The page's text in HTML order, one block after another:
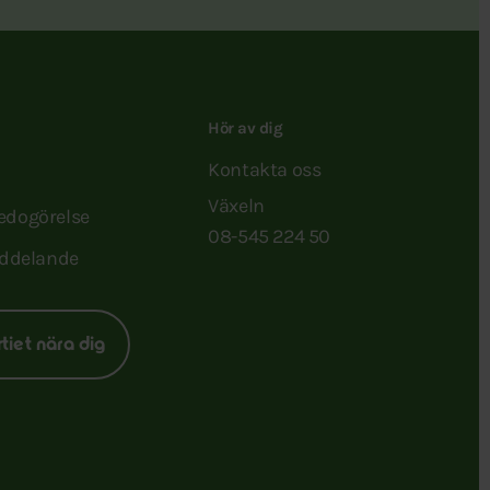
nära dig
Hör av dig
Kontakta oss
Växeln
08-545 224 50